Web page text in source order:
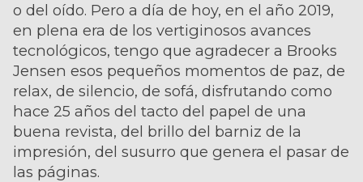
o del oído. Pero a día de hoy, en el año 2019,
en plena era de los vertiginosos avances
tecnológicos, tengo que agradecer a Brooks
Jensen esos pequeños momentos de paz, de
relax, de silencio, de sofá, disfrutando como
hace 25 años del tacto del papel de una
buena revista, del brillo del barniz de la
impresión, del susurro que genera el pasar de
las páginas.